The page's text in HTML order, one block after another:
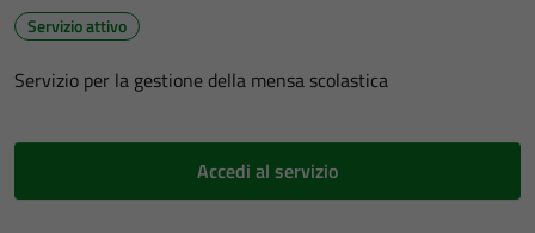
Servizio attivo
Servizio per la gestione della mensa scolastica
Accedi al servizio